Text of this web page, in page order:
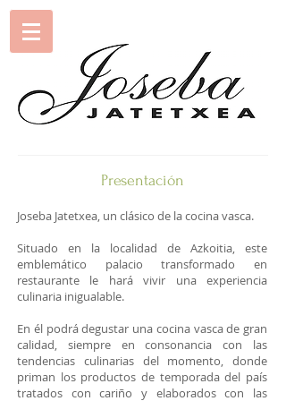
Presentación
Joseba Jatetxea, un clásico de la cocina vasca.
Situado en la localidad de Azkoitia, este
emblemático palacio transformado en
restaurante le hará vivir una experiencia
culinaria inigualable.
En él podrá degustar una cocina vasca de gran
calidad, siempre en consonancia con las
tendencias culinarias del momento, donde
priman los productos de temporada del país
tratados con cariño y elaborados con las